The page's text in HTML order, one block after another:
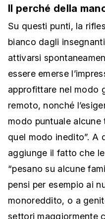
Il perché della
Su questi punti, la
bianco dagli
attivarsi
essere emerse
approfittare nel modo
remoto, nonché
modo puntuale
quel modo inedito”. A
aggiunge il fatto che
“pesano su alcune
pensi per esempio ai
monoreddito, o a
settori maggiormente